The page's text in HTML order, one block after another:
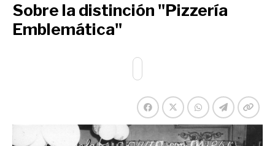
Sobre la distinción "Pizzería
Emblemática"